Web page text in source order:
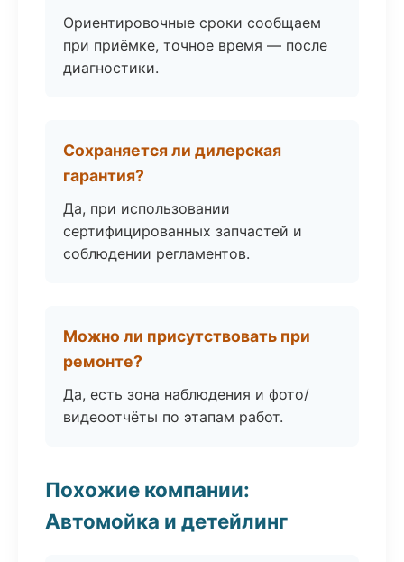
Ориентировочные сроки сообщаем
при приёмке, точное время — после
диагностики.
Сохраняется ли дилерская
гарантия?
Да, при использовании
сертифицированных запчастей и
соблюдении регламентов.
Можно ли присутствовать при
ремонте?
Да, есть зона наблюдения и фото/
видеоотчёты по этапам работ.
Похожие компании:
Автомойка и детейлинг